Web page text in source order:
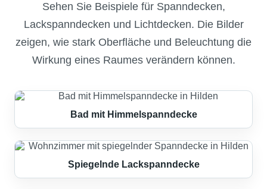
Sehen Sie Beispiele für Spanndecken,
Lackspanndecken und Lichtdecken. Die Bilder
zeigen, wie stark Oberfläche und Beleuchtung die
Wirkung eines Raumes verändern können.
Bad mit Himmelspanndecke
Spiegelnde Lackspanndecke